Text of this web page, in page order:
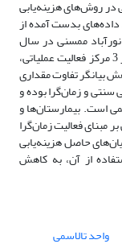
در روش‌های هزینه‌یابی
داده‌های بدست آمده از
ممسنی در سال
1400 انجام شد. براساس اطلاعات به دست آمده از 3 مرکز فعالیت عملیاتی،
بیانگر تفاوت مقداری
سنتی و زمان‌گرا بوده و
است. بیمارستان‌ها و
مبنای فعالیت زمان‌گرا
حاصل هزینه‌یابی
از آن، به کاهش
واحد تالاسمی